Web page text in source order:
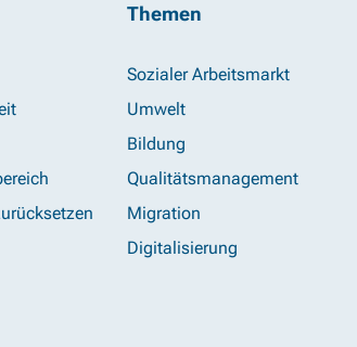
Themen
Sozialer Arbeitsmarkt
Umwelt
Bildung
Qualitätsmanagement
Migration
Digitalisierung